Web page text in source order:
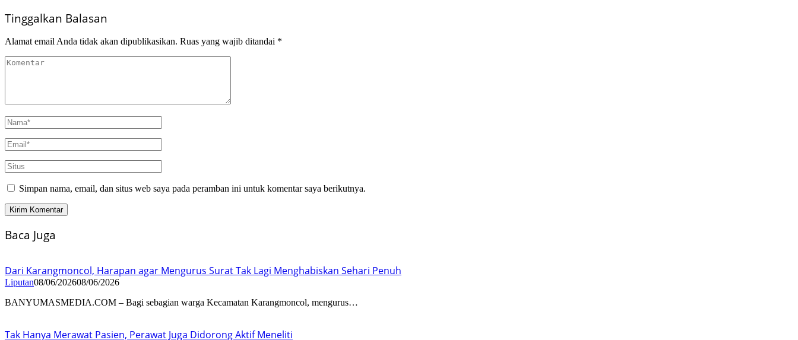
Tinggalkan Balasan
Alamat email Anda tidak akan dipublikasikan. Ruas yang wajib ditandai *
Simpan nama, email, dan situs web saya pada peramban ini untuk komentar saya berikutnya.
Baca Juga
Dari Karangmoncol, Harapan agar Mengurus Surat Tak Lagi Menghabiskan Sehari Penuh
Liputan08/06/202608/06/2026
BANYUMASMEDIA.COM – Bagi sebagian warga Kecamatan Karangmoncol, mengurus…
Tak Hanya Merawat Pasien, Perawat Juga Didorong Aktif Meneliti